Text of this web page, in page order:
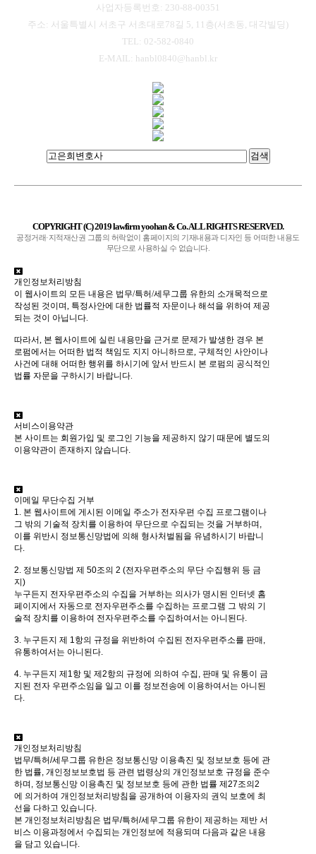
사업자등록번호: 230-88-00351
주소: 서울특별시 서초구 서초대로78길 5, 11층(서초동, 대각빌딩)
TEL: 02-582-0840
E-MAIL: hanbl0840@hanbl.kr
검색
COPYRIGHT (C) 2019 lawfirm yoohan & Co. ALL RIGHTS RESERVED.
공정거래·지적재산권 그룹의 허락없이 홈페이지의 기재내용과 디자인 등 어떠한 내용도
무단으로 사용하실 수 없습니다.
개인정보처리방침
이 웹사이트의 모든 내용은 법무/특허/세무그룹 유한의 소개목적으로
작성된 것이며, 특정사안에 대한 법률적 자문이나 해석을 위하여 제공
되는 것이 아닙니다.
따라서, 본 웹사이트에 실린 내용만을 근거로 문제가 발생한 경우 본
로펌에서는 어떠한 법적 책임도 지지 아니하므로, 구체적인 사안이나
사건에 대해 어떠한 행위를 하시기에 앞서 반드시 본 로펌의 공식적인
법률 자문을 구하시기 바랍니다.
서비스이용약관
본 사이트는 회원가입 및 로그인 기능을 제공하지 않기 때문에 별도의
이용약관이 존재하지 않습니다.
이메일 무단수집 거부
1. 본 웹사이트에 게시된 이메일 주소가 전자우편 수집 프로그램이나
그 밖의 기술적 장치를 이용하여 무단으로 수집되는 것을 거부하며,
이를 위반시 정보통신망법에 의해 형사처벌됨을 유념하시기 바랍니
다.
2. 정보통신망법 제 50조의 2 (전자우편주소의 무단 수집행위 등 금
지)
누구든지 전자우편주소의 수집을 거부하는 의사가 명시된 인터넷 홈
페이지에서 자동으로 전자우편주소를 수집하는 프로그램 그 밖의 기
술적 장치를 이용하여 전자우편주소를 수집하여서는 아니된다.
3. 누구든지 제 1항의 규정을 위반하여 수집된 전자우편주소를 판매,
유통하여서는 아니된다.
4. 누구든지 제1항 및 제2항의 규정에 의하여 수집, 판매 및 유통이 금
지된 전자 우편주소임을 일고 이를 정보전송에 이용하여서는 아니된
다.
개인정보처리방침
법무/특허/세무그룹 유한은 정보통신망 이용촉진 및 정보보호 등에 관
한 법률, 개인정보보호법 등 관련 법령상의 개인정보보호 규정을 준수
하며, 정보통신망 이용촉진 및 정보보호 등에 관한 법률 제27조의2
에 의거하여 개인정보처리방침을 공개하여 이용자의 권익 보호에 최
선을 다하고 있습니다.
본 개인정보처리방침은 법무/특허/세무그룹 유한이 제공하는 제반 서
비스 이용과정에서 수집되는 개인정보에 적용되며 다음과 같은 내용
을 담고 있습니다.